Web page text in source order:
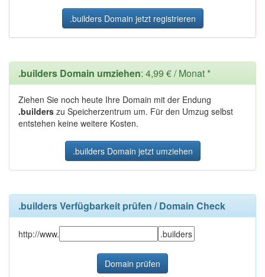
.builders Domain jetzt registrieren
.builders Domain umziehen: 4,99 € / Monat *
Ziehen Sie noch heute Ihre Domain mit der Endung
.builders zu Speicherzentrum um. Für den Umzug selbst
entstehen keine weitere Kosten.
.builders Domain jetzt umziehen
.builders Verfügbarkeit prüfen / Domain Check
http://www.